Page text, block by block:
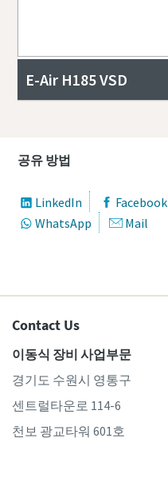
E-Air H185 VSD
공유 방법
LinkedIn Facebook
WhatsApp
Mail
Contact Us
이동식 장비 사업부문
경기도 수원시 영통구
센트럴타운로 114-6
천보 광교타워 601호